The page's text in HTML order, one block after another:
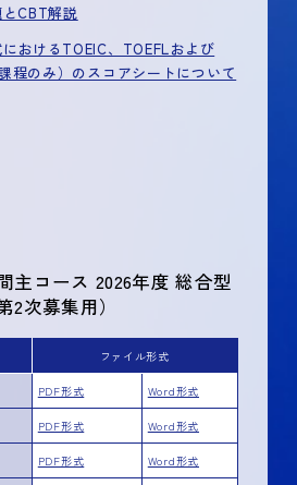
とCBT解説
おけるTOEIC、TOEFLおよび
程のみ）のスコアシートについて
主コース 2026年度 総合型
次募集用）
ファイル形式
PDF形式 Word形式
PDF形式 Word形式
PDF形式 Word形式